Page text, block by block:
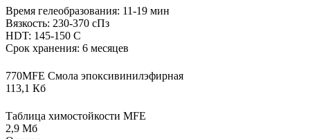
Время гелеобразования: 11-19 мин
Вязкость: 230-370 сПз
HDT: 145-150 С
Срок хранения: 6 месяцев
770MFE Смола эпоксивинилэфирная
113,1 Кб
Таблица химостойкости MFE
2,9 Мб